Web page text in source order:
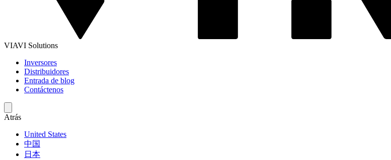
VIAVI Solutions
Inversores
Distribuidores
Entrada de blog
Contáctenos
Atrás
United States
中国
日本